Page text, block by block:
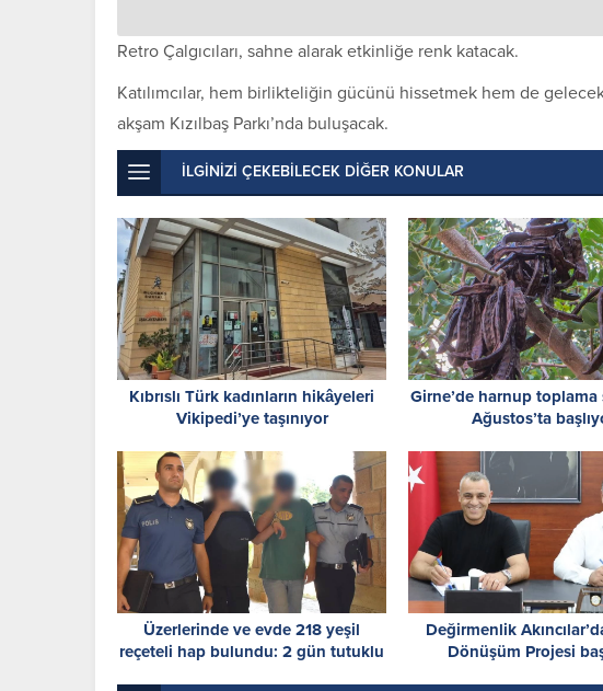
Retro Çalgıcıları, sahne alarak etkinliğe renk katacak.
Katılımcılar, hem birlikteliğin gücünü hissetmek hem de
akşam Kızılbaş Parkı’nda buluşacak.
İLGİNİZİ ÇEKEBİLECEK DİĞER KONULAR
Kıbrıslı Türk kadınların hikâyeleri
Vikipedi’ye taşınıyor
Girne’de harnup toplama
Ağustos’ta
Üzerlerinde ve evde 218 yeşil
reçeteli hap bulundu: 2 gün tutuklu
Değirmenlik
Dönüşüm Projesi